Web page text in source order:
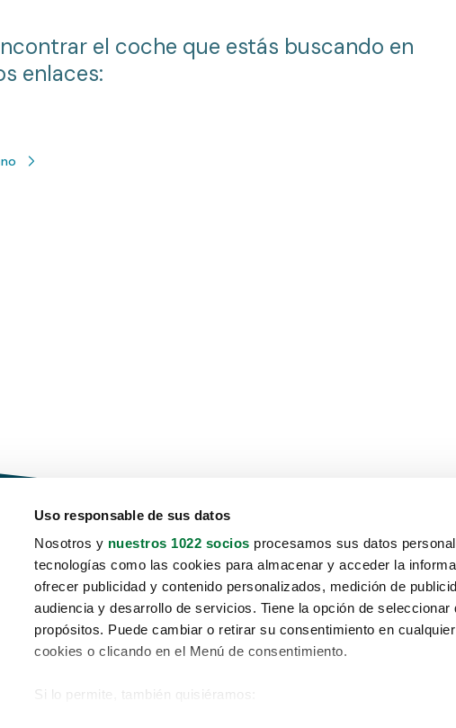
Uso responsable de sus datos
Nosotros y nuestros 1022 socios procesamos sus datos
tecnologías como las cookies para almacenar y acceder la
ofrecer publicidad y contenido personalizados, medición de
audiencia y desarrollo de servicios. Tiene la opción de
propósitos. Puede cambiar o retirar su consentimiento en
cookies o clicando en el Menú de consentimiento.
Si lo permite, también quisiéramos:
el coche que estás buscando en
enlaces: